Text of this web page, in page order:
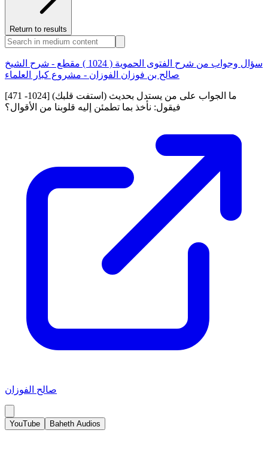
Return to results
سؤال وجواب من شرح الفتوى الحموية ( 1024 ) مقطع - شرح الشيخ
صالح بن فوزان الفوزان - مشروع كبار العلماء
[471 -1024] ما الجواب على من يستدل بحديث (استفت قلبك)
فيقول: نأخذ بما تطمئن إليه قلوبنا من الأقوال؟
صالح الفوزان
YouTube Baheth Audios